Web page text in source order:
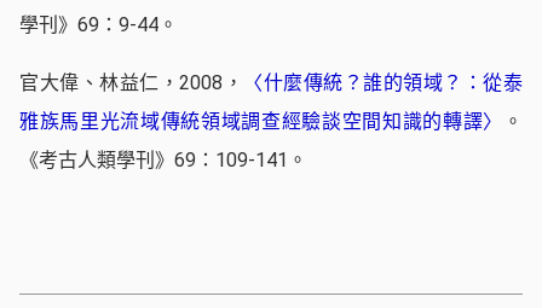
學刊》69：9-44。
官大偉、林益仁，2008，
〈什麼傳統？誰的領域？：從泰
雅族馬里光流域傳統領域調查經驗談空間知識的轉譯〉
。
《考古人類學刊》69：109-141。